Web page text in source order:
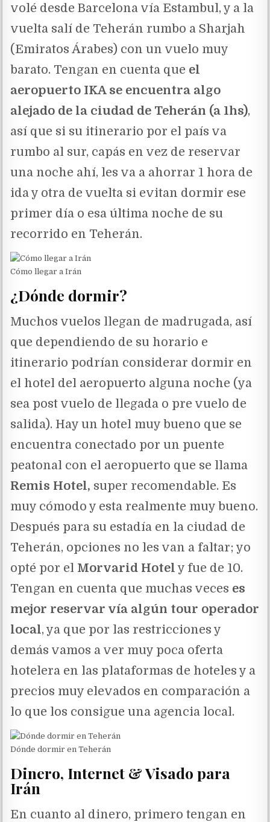
volé desde Barcelona vía Estambul, y a la
vuelta salí de Teherán rumbo a Sharjah
(Emiratos Árabes) con un vuelo muy
barato. Tengan en cuenta que el
aeropuerto IKA se encuentra algo
alejado de la ciudad de Teherán (a 1hs),
así que si su itinerario por el país va
rumbo al sur, capás en vez de reservar
una noche ahí, les va a ahorrar 1 hora de
ida y otra de vuelta si evitan dormir ese
primer día o esa última noche de su
recorrido en Teherán.
Cómo llegar a Irán
¿Dónde dormir?
Muchos vuelos llegan de madrugada, así
que dependiendo de su horario e
itinerario podrían considerar dormir en
el hotel del aeropuerto alguna noche (ya
sea post vuelo de llegada o pre vuelo de
salida). Hay un hotel muy bueno que se
encuentra conectado por un puente
peatonal con el aeropuerto que se llama
Remis Hotel, super recomendable. Es
muy cómodo y esta realmente muy bueno.
Después para su estadía en la ciudad de
Teherán, opciones no les van a faltar; yo
opté por el Morvarid Hotel y fue de 10.
Tengan en cuenta que muchas veces es
mejor reservar vía algún tour operador
local, ya que por las restricciones y
demás vamos a ver muy poca oferta
hotelera en las plataformas de hoteles y a
precios muy elevados en comparación a
lo que los consigue una agencia local.
Dónde dormir en Teherán
Dinero, Internet & Visado para
Irán
En cuanto al dinero, primero tengan en